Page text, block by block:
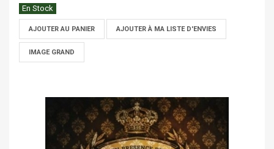
En Stock
AJOUTER AU PANIER AJOUTER À MA LISTE D'ENVIES
IMAGE GRAND